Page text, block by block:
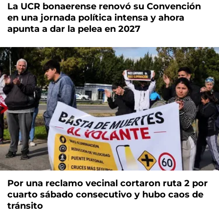
La UCR bonaerense renovó su Convención
en una jornada política intensa y ahora
apunta a dar la pelea en 2027
Por una reclamo vecinal cortaron ruta 2 por
cuarto sábado consecutivo y hubo caos de
tránsito